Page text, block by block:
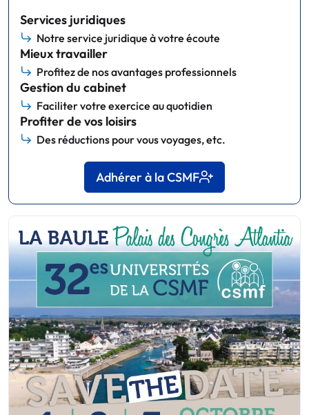
Services juridiques
Notre service juridique à votre écoute
Mieux travailler
Profitez de nos avantages professionnels
Gestion du cabinet
Faciliter votre exercice au quotidien
Profiter de vos loisirs
Des réductions pour vous voyages, etc.
Adhérer à la CSMF